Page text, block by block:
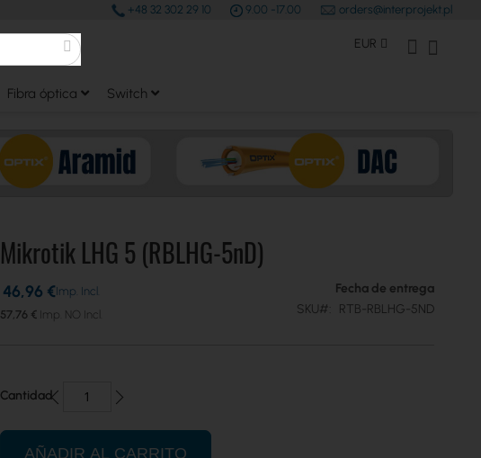
+48 32 302 29 10 9.00 -17.00 orders@interprojekt.pl
Search Moneda
EUR Mi Cuenta
Fibra óptica Switch
Mikrotik LHG 5 (RBLHG-5nD)
57,76 €
46,96 €
Fecha de entrega
SKU
RTB-RBLHG-5ND
Cantidad
AÑADIR AL CARRITO